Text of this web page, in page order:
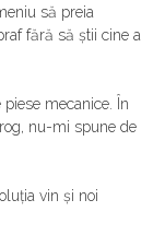
să preia
fără să știi cine a
mecanice. În
nu-mi spune de
vin și noi